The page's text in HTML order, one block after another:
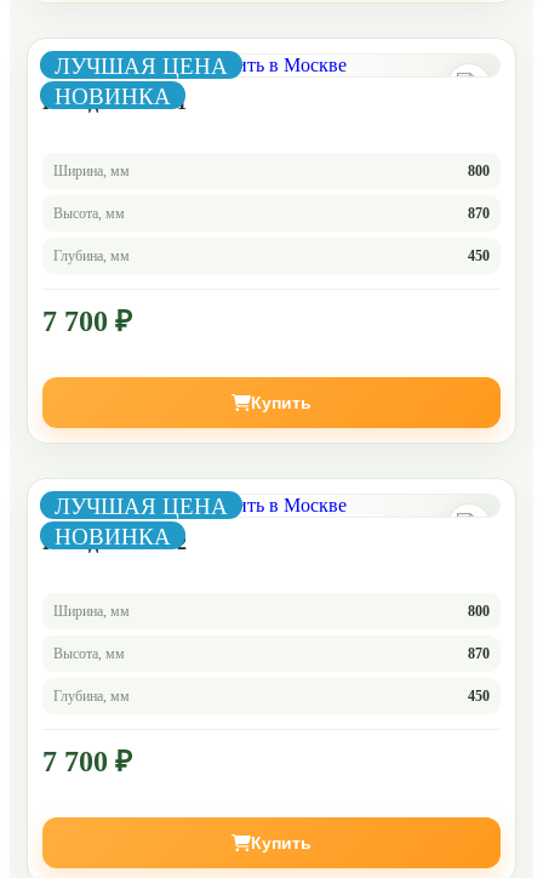
ЛУЧШАЯ ЦЕНА
НОВИНКА
Комод Челси 4-1
Ширина, мм 800
Высота, мм 870
Глубина, мм 450
7 700 ₽
Купить
ЛУЧШАЯ ЦЕНА
НОВИНКА
Комод Челси 4-2
Ширина, мм 800
Высота, мм 870
Глубина, мм 450
7 700 ₽
Купить